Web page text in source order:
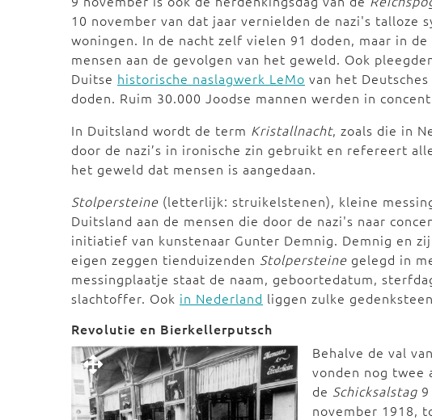
10 november van dat jaar vernielden de nazi's talloze
woningen. In de nacht zelf vielen 91 doden, maar in
mensen aan de gevolgen van het geweld. Ook
Duitse historische naslagwerk LeMo van het
doden. Ruim 30.000 Joodse mannen werden in
In Duitsland wordt de term Kristallnacht, zoals die in
door de nazi’s in ironische zin gebruikt en refereert
het geweld dat mensen is aangedaan.
Stolpersteine (letterlijk: struikelstenen), kleine
Duitsland aan de mensen die door de nazi's naar
initiatief van kunstenaar Gunter Demnig. Demnig en
eigen zeggen tienduizenden Stolpersteine gelegd in
messingplaatje staat de naam, geboortedatum,
slachtoffer. Ook in Nederland liggen zulke
Revolutie en Bierkellerputsch
Behalve de val
vonden nog twee
de Schicksalstag
november 1918,